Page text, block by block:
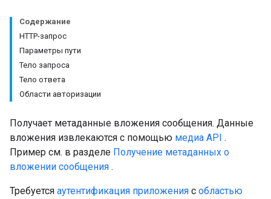
Содержание
HTTP-запрос
Параметры пути
Тело запроса
Тело ответа
Области авторизации
Получает метаданные вложения сообщения. Данные
вложения извлекаются с помощью медиа API .
Пример см. в разделе Получение метаданных о
вложении сообщения .
Требуется аутентификация приложения с областью